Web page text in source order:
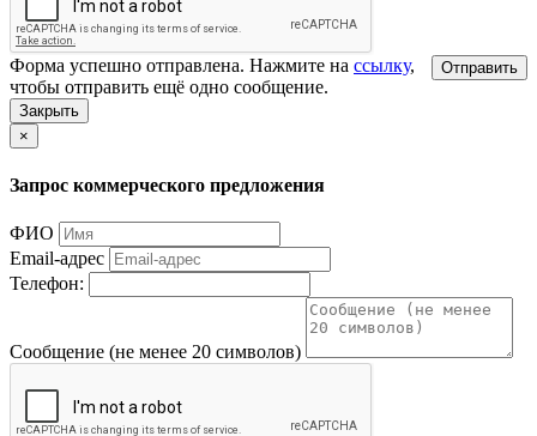
Отправить
Форма успешно отправлена. Нажмите на ссылку,
чтобы отправить ещё одно сообщение.
Закрыть
×
Запрос коммерческого предложения
ФИО
Email-адрес
Телефон:
Сообщение (не менее 20 символов)